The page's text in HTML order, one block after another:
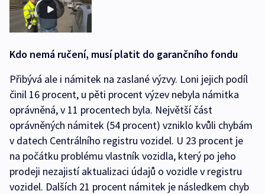
Kdo nemá ručení, musí platit do garančního fondu
Přibývá ale i námitek na zaslané výzvy. Loni jejich podíl
činil 16 procent, u pěti procent výzev nebyla námitka
oprávněná, v 11 procentech byla. Největší část
oprávněných námitek (54 procent) vzniklo kvůli chybám
v datech Centrálního registru vozidel. U 23 procent je
na počátku problému vlastník vozidla, který po jeho
prodeji nezajistí aktualizaci údajů o vozidle v registru
vozidel. Dalších 21 procent námitek je následkem chyb